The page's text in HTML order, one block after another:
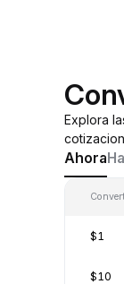
Explora
Ahora
$1
$10